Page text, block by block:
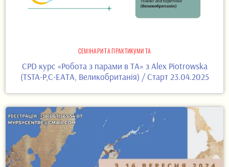
СЕМІНАРИ ТА ПРАКТИКУМИ ТА
CPD курс «Робота з парами в ТА» з Alex Piotrowska
(TSTA-P,C-ЕАТА, Великобританія) / Старт 23.04.2025